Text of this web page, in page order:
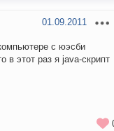
01.09.2011
с юэсби
в этот раз я java-скрипт